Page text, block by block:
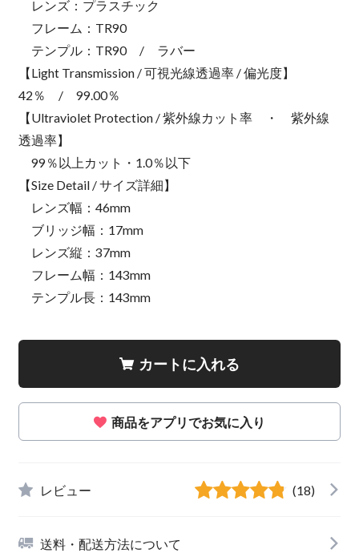
レンズ：プラスチック
フレーム：TR90
テンプル：TR90 / ラバー
【Light Transmission / 可視光線透過率 / 偏光度】
42％ / 99.00％
【Ultraviolet Protection / 紫外線カット率 ・ 紫外線
透過率】
99％以上カット・1.0％以下
【Size Detail / サイズ詳細】
レンズ幅：46mm
ブリッジ幅：17mm
レンズ縦：37mm
フレーム幅：143mm
テンプル長：143mm
カートに入れる
商品をアプリでお気に入り
レビュー (18)
送料・配送方法について